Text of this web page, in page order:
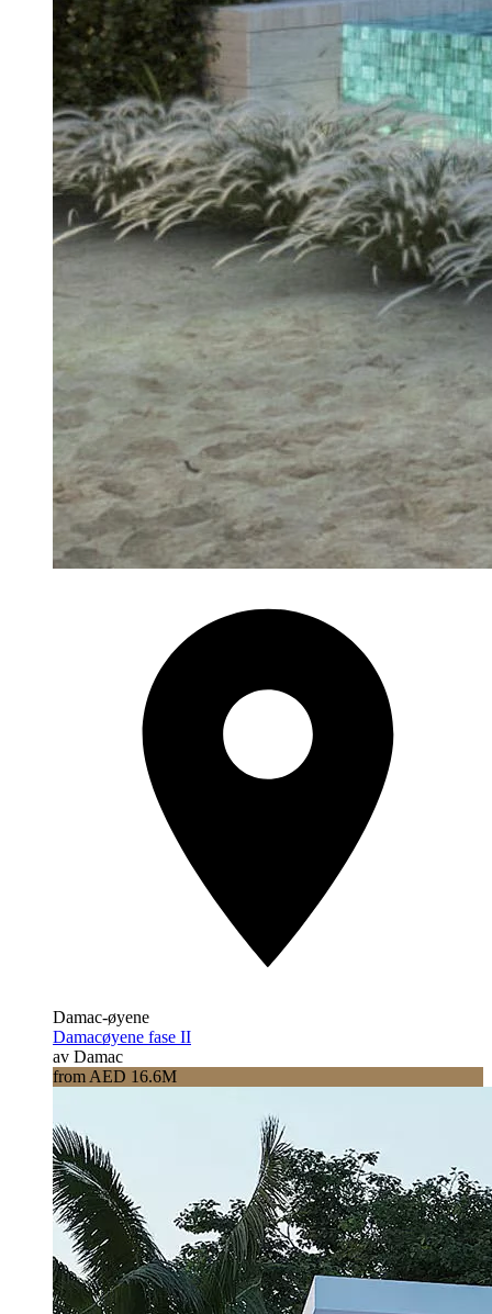
Damac-øyene
Damacøyene fase II
av Damac
from AED 16.6M